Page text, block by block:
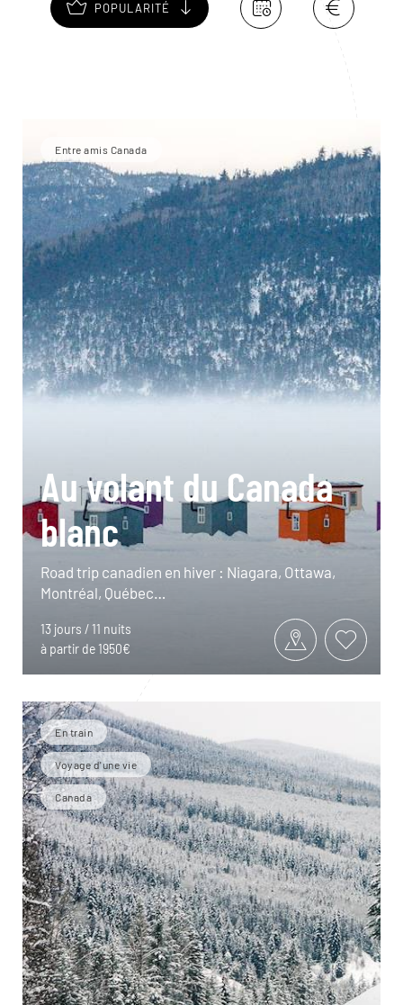
POPULARITÉ
Entre amis Canada
Au volant du Canada
blanc
Road trip canadien en hiver : Niagara, Ottawa,
Montréal, Québec…
13 jours / 11 nuits
à partir de 1950€
En train
Voyage d'une vie
Canada